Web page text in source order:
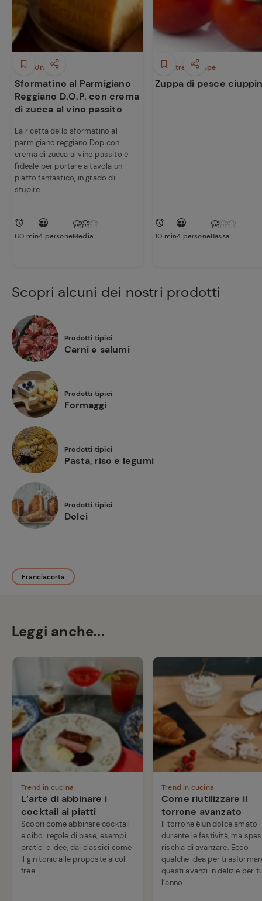
Piatti Unici
Sformatino al Parmigiano
Reggiano D.O.P. con crema
di zucca al vino passito
La ricetta dello sformatino al
parmigiano reggiano Dop con
crema di zucca al vino passito è
l'ideale per portare a tavola un
piatto fantastico, in grado di
stupire...
60 min4 personeMedia
Minestre e Zuppe
Zuppa di pesce
10 min4 personeBassa
Scopri alcuni dei nostri prodotti
Prodotti tipici
Carni e salumi
Prodotti tipici
Formaggi
Prodotti tipici
Pasta, riso e legumi
Prodotti tipici
Dolci
Franciacorta
Leggi anche...
Trend in cucina
L’arte di abbinare i
cocktail ai piatti
Scopri come abbinare cocktail
e cibo: regole di base, esempi
pratici e idee, dai classici come
il gin tonic alle proposte alcol
free.
Trend in cucina
Come riutilizzare il
torrone avanzato
Il torrone è un dolce amato
durante le festività, ma
rischia di avanzare. Ecco
qualche idea per
questi avanzi in delizie per
l’anno.
preferite